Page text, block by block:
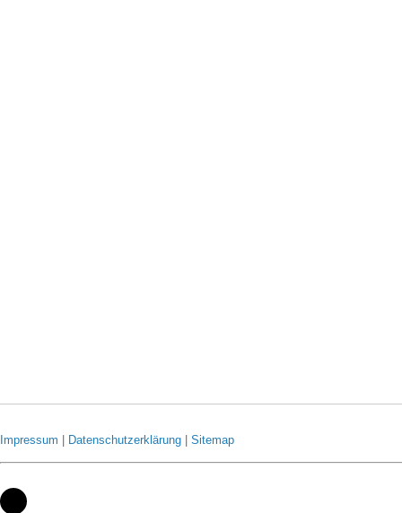
Impressum | Datenschutzerklärung | Sitemap